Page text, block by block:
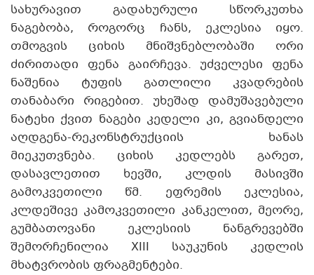
სახურავით გადახურული სწორკუთხა
ნაგებობა, როგორც ჩანს, ეკლესია იყო.
თმოგვის ციხის მნიშვნებლობაში ორი
ძირითადი ფენა გაირჩევა. უძველესი ფენა
ნაშენია ტუფის გათლილი კვადრების
თანაბარი რიგებით. უხეშად დამუშავებული
ნატეხი ქვით ნაგები კედელი კი, გვიანდელი
აღდგენა-რეკონსტრუქციის ხანას
მიეკუთვნება. ციხის კედლებს გარეთ,
დასავლეთით ხევში, კლდის მასივში
გამოკვეთილი წმ. ეფრემის ეკლესია,
კლდეშივე კამოკვეთილი კანკელით, მეორე,
გუმბათოვანი ეკლესიის ნანგრევებში
შემორჩენილია XIII საუკუნის კედლის
მხატვრობის ფრაგმენტები.